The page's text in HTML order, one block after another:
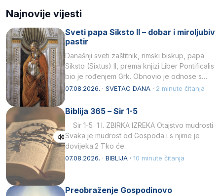
Najnovije vijesti
Sveti papa Siksto II – dobar i miroljubiv
pastir
Današnji sveti zaštitnik, rimski biskup, papa
Siksto (Sixtus) II, prema knjizi Liber Pontificalis
bio je rođenjem Grk. Obnovio je odnose s
afričkim…
07.08.2026. · SVETAC DANA · 2 minute čitanja
Biblija 365 – Sir 1-5
Sir 1-5 1 I. ZBIRKA IZREKA Otajstvo mudrosti
Svaka je mudrost od Gospoda i s njime je
dovijeka.2 Tko će…
07.08.2026. · BIBLIJA · 10 minute čitanja
Preobraženje Gospodinovo